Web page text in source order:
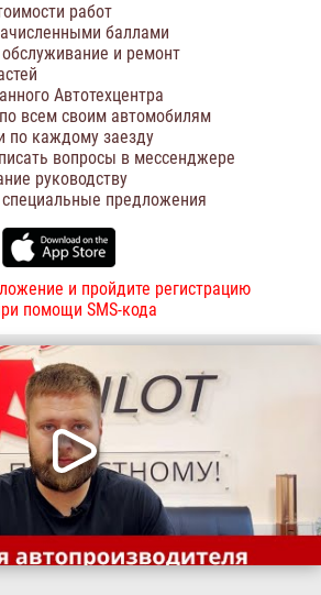
работ
баллами
и ремонт
Автотехцентра
всем своим автомобилям
по каждому заезду
вопросы в мессенджере
руководству
предложения
и пройдите регистрацию
помощи SMS-кода